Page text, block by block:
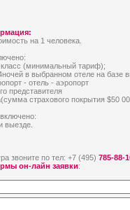
на 1 человека.
класс (минимальный тариф);
в выбранном отеле на базе
- отель - аэропорт
представителя
страхового покрытия $50
выезде.
звоните по тел: +7 (495) 785-88-
он-лайн заявки: